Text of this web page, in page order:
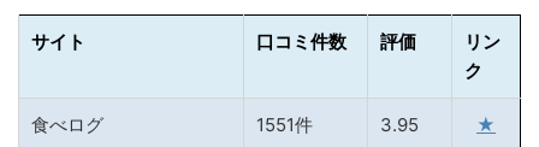
サイト 口コミ件数 評価
リン
ク
食べログ 1551件 3.95 ★